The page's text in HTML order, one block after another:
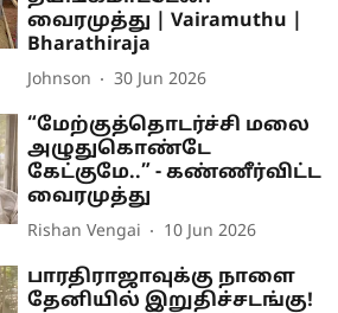
வைரமுத்து | Vairamuthu |
Bharathiraja
Johnson 30 Jun 2026
“மேற்குத்தொடர்ச்சி மலை
அழுதுகொண்டே
கேட்குமே..” - கண்ணீர்விட்ட
வைரமுத்து
Rishan Vengai 10 Jun 2026
பாரதிராஜாவுக்கு நாளை
தேனியில் இறுதிச்சடங்கு!